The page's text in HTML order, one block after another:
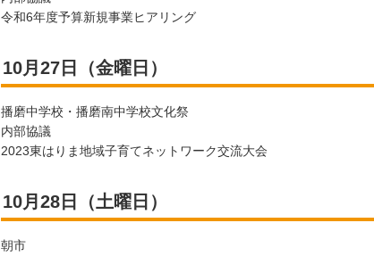
令和6年度予算新規事業ヒアリング
10月27日（金曜日）
播磨中学校・播磨南中学校文化祭
内部協議
2023東はりま地域子育てネットワーク交流大会
10月28日（土曜日）
朝市